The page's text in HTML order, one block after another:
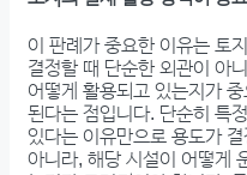
이 판례가 중요한 이유는 토
결정할 때 단순한 외관이 아
어떻게 활용되고 있는지가 중
된다는 점입니다. 단순히 특
있다는 이유만으로 용도가 결
아니라, 해당 시설이 어떻게